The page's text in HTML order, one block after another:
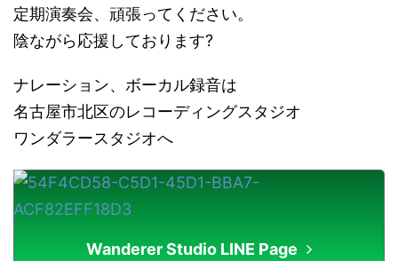
定期演奏会、頑張ってください。
陰ながら応援しております?
ナレーション、ボーカル録音は
名古屋市北区のレコーディングスタジオ
ワンダラースタジオへ
Wanderer Studio LINE Page